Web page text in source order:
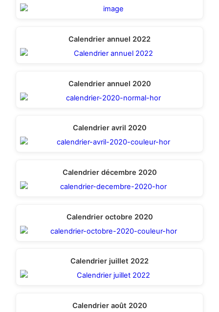
Calendrier annuel 2022
Calendrier annuel 2020
Calendrier avril 2020
Calendrier décembre 2020
Calendrier octobre 2020
Calendrier juillet 2022
Calendrier août 2020